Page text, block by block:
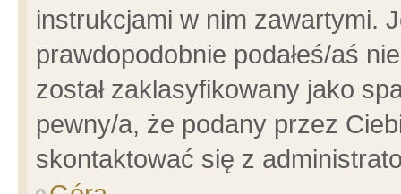
instrukcjami w nim zawartymi.
prawdopodobnie podałeś/aś
został zaklasyfikowany jako
pewny/a, że podany przez
skontaktować się z